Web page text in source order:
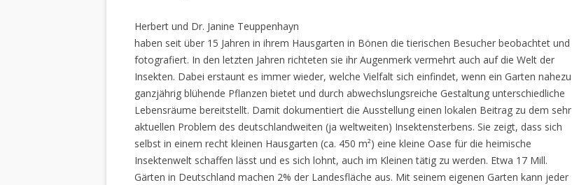
Herbert und Dr. Janine Teuppenhayn
haben seit über 15 Jahren in ihrem Hausgarten in Bönen die tierischen Besucher beobachtet und
fotografiert. In den letzten Jahren richteten sie ihr Augenmerk vermehrt auch auf die Welt der
Insekten. Dabei erstaunt es immer wieder, welche Vielfalt sich einfindet, wenn ein Garten nahezu
ganzjährig blühende Pflanzen bietet und durch abwechslungsreiche Gestaltung unterschiedliche
Lebensräume bereitstellt. Damit dokumentiert die Ausstellung einen lokalen Beitrag zu dem sehr
aktuellen Problem des deutschlandweiten (ja weltweiten) Insektensterbens. Sie zeigt, dass sich
selbst in einem recht kleinen Hausgarten (ca. 450 m²) eine kleine Oase für die heimische
Insektenwelt schaffen lässt und es sich lohnt, auch im Kleinen tätig zu werden. Etwa 17 Mill.
Gärten in Deutschland machen 2% der Landesfläche aus. Mit seinem eigenen Garten kann jeder